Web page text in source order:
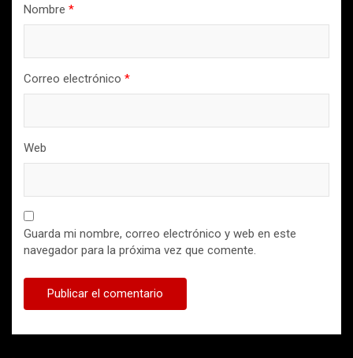
Nombre *
Correo electrónico *
Web
Guarda mi nombre, correo electrónico y web en este
navegador para la próxima vez que comente.